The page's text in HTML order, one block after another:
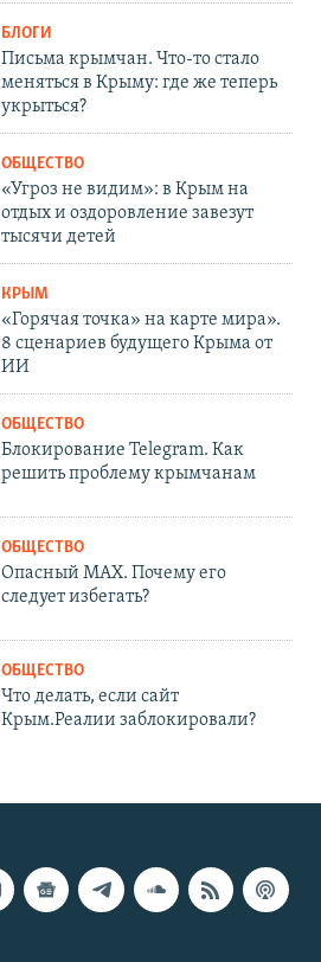
БЛОГИ
Письма крымчан. Что-то стало
меняться в Крыму: где же теперь
укрыться?
ОБЩЕСТВО
«Угроз не видим»: в Крым на
отдых и оздоровление завезут
тысячи детей
КРЫМ
«Горячая точка» на карте мира».
8 сценариев будущего Крыма от
ИИ
ОБЩЕСТВО
Блокирование Telegram. Как
решить проблему крымчанам
ОБЩЕСТВО
Опасный MAX. Почему его
следует избегать?
ОБЩЕСТВО
Что делать, если сайт
Крым.Реалии заблокировали?